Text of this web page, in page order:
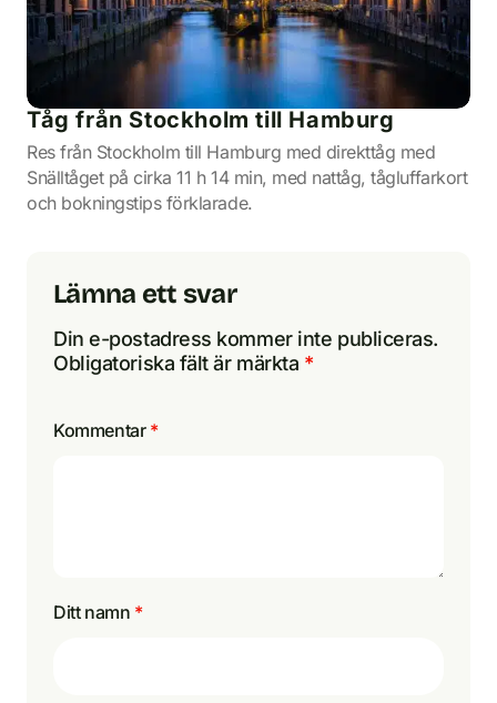
Tåg från Stockholm till Hamburg
Res från Stockholm till Hamburg med direkttåg med
Snälltåget på cirka 11 h 14 min, med nattåg, tågluffarkort
och bokningstips förklarade.
Lämna ett svar
Din e-postadress kommer inte publiceras.
Obligatoriska fält är märkta *
Kommentar *
Ditt namn *